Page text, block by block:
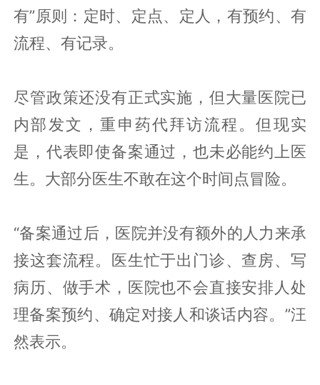
有”原则：定时、定点、定人，有预约、有
流程、有记录。
尽管政策还没有正式实施，但大量医院已
内部发文，重申药代拜访流程。但现实
是，代表即使备案通过，也未必能约上医
生。大部分医生不敢在这个时间点冒险。
“备案通过后，医院并没有额外的人力来承
接这套流程。医生忙于出门诊、查房、写
病历、做手术，医院也不会直接安排人处
理备案预约、确定对接人和谈话内容。”汪
然表示。